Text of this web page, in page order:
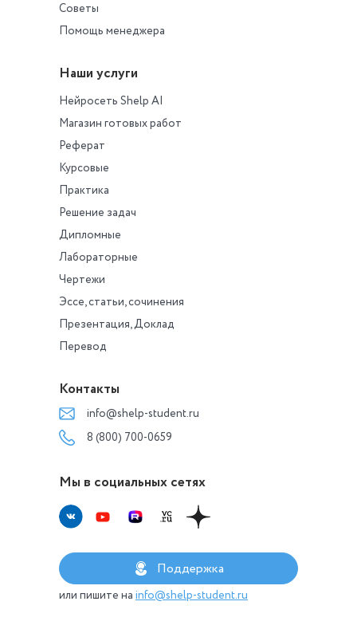
Советы
Помощь менеджера
Наши услуги
Нейросеть Shelp AI
Магазин готовых работ
Реферат
Курсовые
Практика
Решение задач
Дипломные
Лабораторные
Чертежи
Эссе, статьи, сочинения
Презентация, Доклад
Перевод
Контакты
info@shelp-student.ru
8 (800) 700-0659
Мы в социальных сетях
Поддержка
или пишите на info@shelp-student.ru